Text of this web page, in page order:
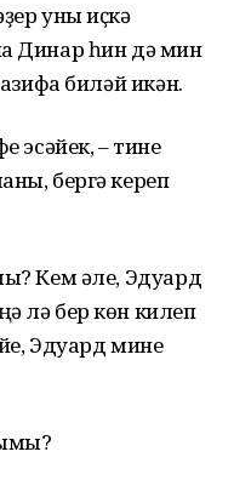
уны иҫкә
Динар һин дә мин
биләй икән.
эсәйек, – тине
бергә кереп
Кем әле, Эдуард
лә бер көн килеп
Эдуард мине